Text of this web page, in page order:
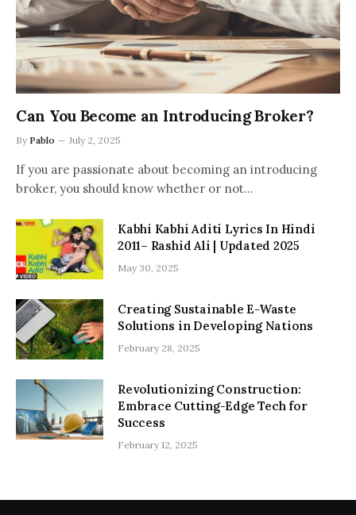
Can You Become an Introducing Broker?
By Pablo July 2, 2025
If you are passionate about becoming an introducing
broker, you should know whether or not…
Kabhi Kabhi Aditi Lyrics In Hindi
2011– Rashid Ali | Updated 2025
May 30, 2025
Creating Sustainable E-Waste
Solutions in Developing Nations
February 28, 2025
Revolutionizing Construction:
Embrace Cutting-Edge Tech for
Success
February 12, 2025